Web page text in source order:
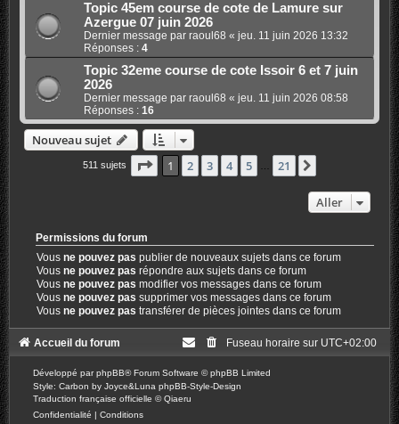
Topic 45em course de cote de Lamure sur
Azergue 07 juin 2026
Dernier message par raoul68 « jeu. 11 juin 2026 13:32
Réponses : 4
Topic 32eme course de cote Issoir 6 et 7 juin
2026
Dernier message par raoul68 « jeu. 11 juin 2026 08:58
Réponses : 16
Nouveau sujet
511 sujets Page 1sur21
1 2 3 4 5 21
Aller
Permissions du forum
Vousne pouvez pas publier de nouveaux sujets dans ce forum
Vousne pouvez pas répondre aux sujets dans ce forum
Vousne pouvez pas modifier vos messages dans ce forum
Vousne pouvez pas supprimer vos messages dans ce forum
Vousne pouvez pas transférer de pièces jointes dans ce forum
Accueil du forum Fuseau horaire sur UTC+02:00
Développé parphpBB® Forum Software © phpBB Limited
Style: Carbon by Joyce&Luna phpBB-Style-Design
Traduction française officielle ©Qiaeru
Confidentialité | Conditions